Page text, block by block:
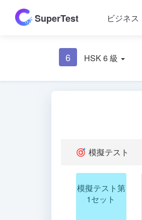
SuperTest ビジネス
6 HSK 6 級
模擬テスト
模擬テスト第
1セット